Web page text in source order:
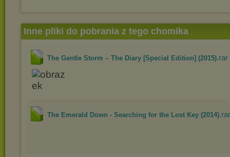
Inne pliki do pobrania z tego chomika
The Gentle Storm – The Diary [Special Edition] (2015).rar
The Emerald Down - Searching for the Lost Key (2014).rar